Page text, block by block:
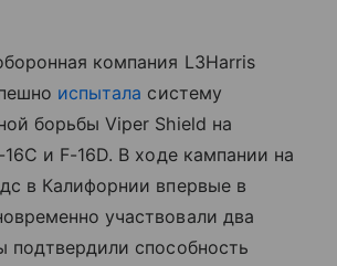
компания L3Harris
испытала систему
борьбы Viper Shield на
и F-16D. В ходе кампании на
в Калифорнии впервые в
участвовали два
подтвердили способность